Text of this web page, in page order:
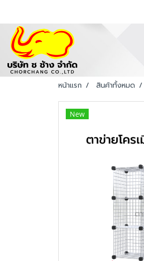
หน้าแรก สินค้าทั้งหมด
New